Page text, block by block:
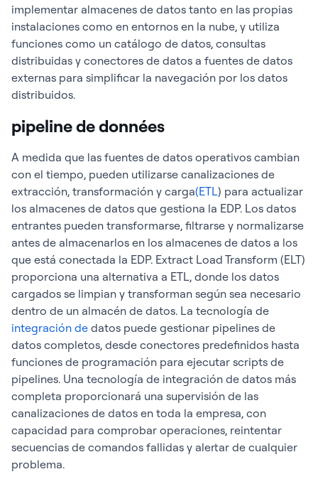
implementar almacenes de datos tanto en las propias
instalaciones como en entornos en la nube, y utiliza
funciones como un catálogo de datos, consultas
distribuidas y conectores de datos a fuentes de datos
externas para simplificar la navegación por los datos
distribuidos.
pipeline de données
A medida que las fuentes de datos operativos cambian
con el tiempo, pueden utilizarse canalizaciones de
extracción, transformación y carga(ETL) para actualizar
los almacenes de datos que gestiona la EDP. Los datos
entrantes pueden transformarse, filtrarse y normalizarse
antes de almacenarlos en los almacenes de datos a los
que está conectada la EDP. Extract Load Transform (ELT)
proporciona una alternativa a ETL, donde los datos
cargados se limpian y transforman según sea necesario
dentro de un almacén de datos. La tecnología de
integración de datos puede gestionar pipelines de
datos completos, desde conectores predefinidos hasta
funciones de programación para ejecutar scripts de
pipelines. Una tecnología de integración de datos más
completa proporcionará una supervisión de las
canalizaciones de datos en toda la empresa, con
capacidad para comprobar operaciones, reintentar
secuencias de comandos fallidas y alertar de cualquier
problema.